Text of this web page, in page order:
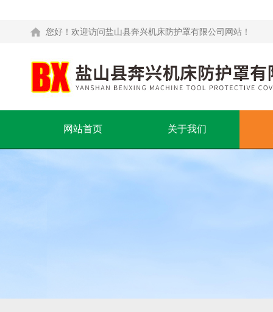
您好！欢迎访问盐山县奔兴机床防护罩有限公司网站！
网站首页 关于我们